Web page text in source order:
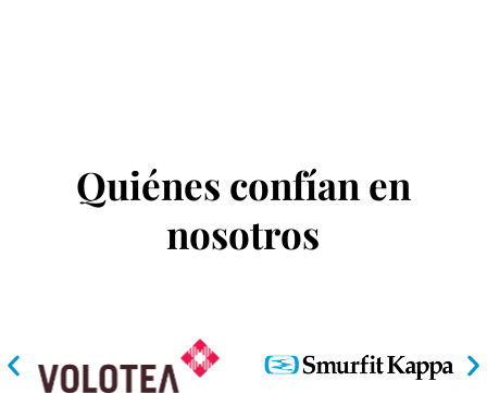
Quiénes confían en
nosotros